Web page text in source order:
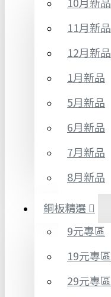
11月新品
12月新品
1月新品
5月新品
6月新品
7月新品
8月新品
銅板精選
9元專區
19元專區
29元專區